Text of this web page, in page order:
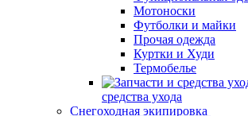
Мотоноски
Футболки и майки
Прочая одежда
Куртки и Худи
Термобелье
средства ухода
Снегоходная экипировка